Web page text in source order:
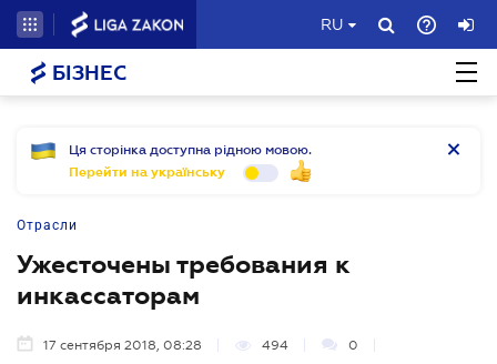
RU
БІЗНЕС
Ця сторінка доступна рідною мовою.
Перейти на українську
Отрасли
Ужесточены требования к
инкассаторам
17 сентября 2018, 08:28 494 0